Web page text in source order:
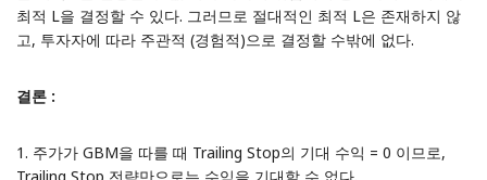
최적 L을 결정할 수 있다. 그러므로 절대적인 최적 L은 존재하지 않
고, 투자자에 따라 주관적 (경험적)으로 결정할 수밖에 없다.
결론 :
1. 주가가 GBM을 따를 때 Trailing Stop의 기대 수익 = 0 이므로,